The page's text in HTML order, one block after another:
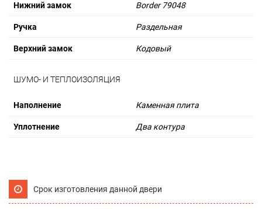
Нижний замок Border 79048
Ручка Раздельная
Верхний замок Кодовый
ШУМО- И ТЕПЛОИЗОЛЯЦИЯ
Наполнение Каменная плита
Уплотнение Два контура
Срок изготовления данной двери